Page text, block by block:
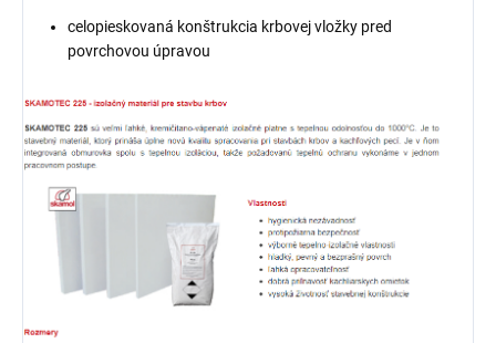
celopieskovaná konštrukcia krbovej vložky pred
povrchovou úpravou